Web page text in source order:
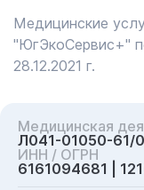
Медицинские
"ЮгЭкоСервис+"
28.12.2021 г.
Медицинская
Л041-01050-61/
ИНН / ОГРН
6161094681 |